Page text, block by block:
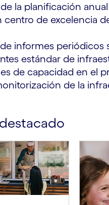
la planificación
de excelencia
informes periódicos
estándar de
de capacidad en el
de la